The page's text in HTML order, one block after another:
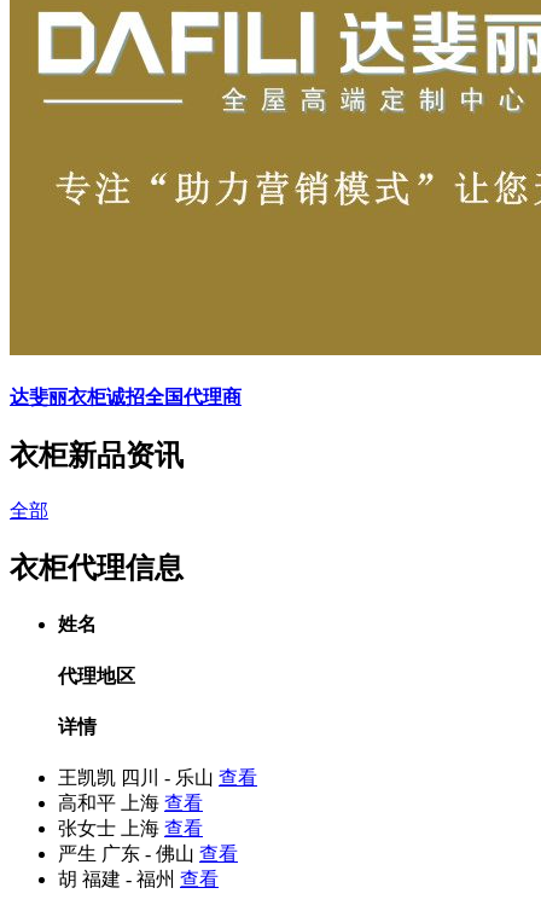
达斐丽衣柜诚招全国代理商
衣柜新品资讯
全部
衣柜代理信息
姓名
代理地区
详情
王凯凯 四川 - 乐山 查看
高和平
上海 查看
张女士
上海 查看
严生 广东 - 佛山 查看
胡 福建 - 福州 查看